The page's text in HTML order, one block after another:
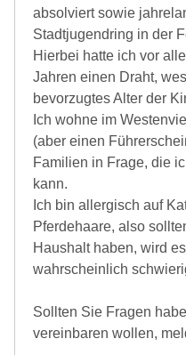
absolviert sowie
Stadtjugendring in der
Hierbei hatte ich vor
Jahren einen Draht,
bevorzugtes Alter der
Ich wohne im
(aber einen
Familien in Frage, die
kann.
Ich bin allergisch auf
Pferdehaare, also
Haushalt haben, wird
wahrscheinlich
Sollten Sie Fragen
vereinbaren wollen,